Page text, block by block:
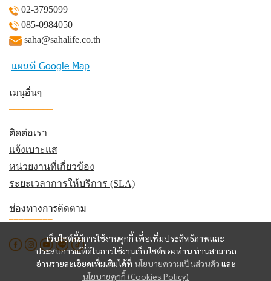
เว็บไซต์นี้มีการใช้งานคุกกี้ เพื่อเพิ่มประสิทธิภาพและ
ประสบการณ์ที่ดีในการใช้งานเว็บไซต์ของท่าน ท่านสามารถ
อ่านรายละเอียดเพิ่มเติมได้ที่ นโยบายความเป็นส่วนตัว และ
นโยบายคุกกี้ (Cookies Policy)
02-3795099
085-0984050
saha@sahalife.co.th
แผนที่ Google Map
เมนูอื่นๆ
ติดต่อเรา
แจ้งเบาะแส
หน่วยงานที่เกี่ยวข้อง
ระยะเวลาการให้บริการ (SLA)
ช่องทางการติดตาม